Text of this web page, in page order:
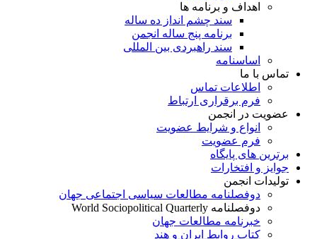
اهداف و برنامه ها
سند چشم انداز ده ساله
برنامه پنج ساله انجمن
سند راهبردی بین المللی
اساسنامه
تماس با ما
اطلاعات تماس
فرم برقراری ارتباط
عضویت در انجمن
انواع و شرایط عضویت
فرم عضویت
برترین های پایگاه
جوایز و افتخارات
تولیدات انجمن
دوفصلنامه مطالعات سیاسی اجتماعی جهان
دوفصلنامه World Sociopolitical Quarterly
خبرنامه مطالعات جهان
کتاب روابط ایران و هند